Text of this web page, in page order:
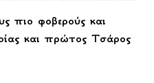
πιο φοβερούς και
και πρώτος Τσάρος